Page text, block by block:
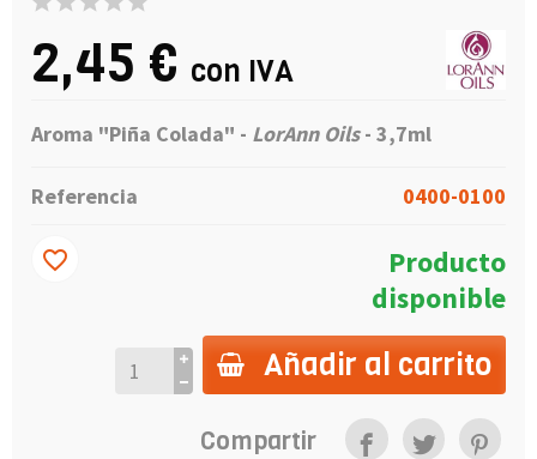
2,45 € con IVA
Aroma "Piña Colada" - LorAnn Oils- 3,7ml
Referencia 0400-0100
Producto
disponible
Añadir al carrito
favorite_border
Compartir